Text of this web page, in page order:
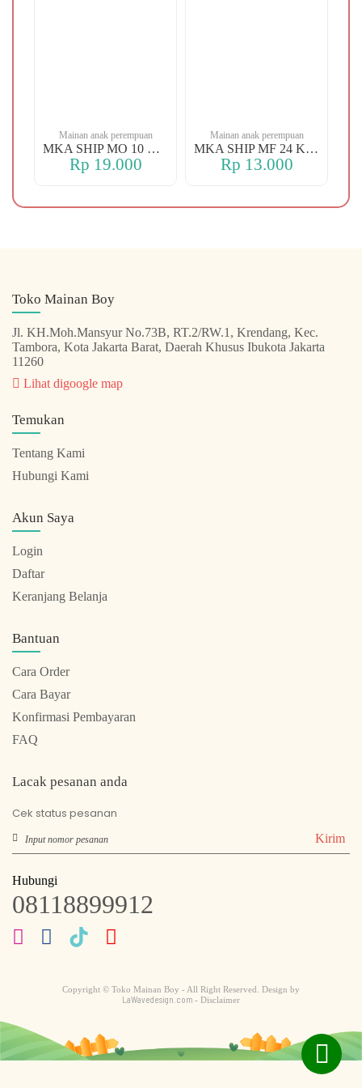
Mainan anak perempuan
MKA SHIP MO 10 CHERRY
Rp 19.000
Mainan anak perempuan
MKA SHIP MF 24 KERANJANG
Rp 13.000
Toko Mainan Boy
Jl. KH.Moh.Mansyur No.73B, RT.2/RW.1, Krendang, Kec.
Tambora, Kota Jakarta Barat, Daerah Khusus Ibukota Jakarta
11260
Lihat digoogle map
Temukan
Tentang Kami
Hubungi Kami
Akun Saya
Login
Daftar
Keranjang Belanja
Bantuan
Cara Order
Cara Bayar
Konfirmasi Pembayaran
FAQ
Lacak pesanan anda
Cek status pesanan
Kirim
Hubungi
08118899912
Copyright © Toko Mainan Boy - All Right Reserved. Design by
LaWavedesign.com - Disclaimer